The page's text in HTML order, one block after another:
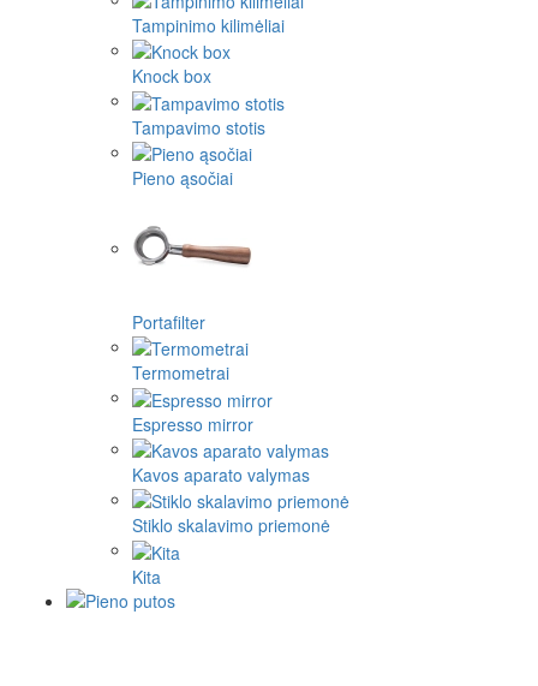
Tampinimo kilimėliai
Knock box
Tampavimo stotis
Pieno ąsočiai
Portafilter
Termometrai
Espresso mirror
Kavos aparato valymas
Stiklo skalavimo priemonė
Kita